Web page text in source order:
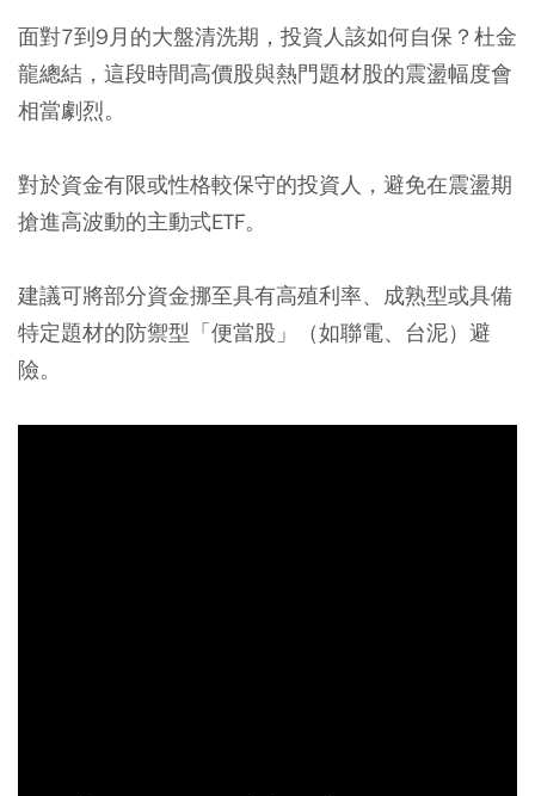
面對7到9月的大盤清洗期，投資人該如何自保？杜金
龍總結，這段時間高價股與熱門題材股的震盪幅度會
相當劇烈。
對於資金有限或性格較保守的投資人，避免在震盪期
搶進高波動的主動式ETF。
建議可將部分資金挪至具有高殖利率、成熟型或具備
特定題材的防禦型「便當股」（如聯電、台泥）避
險。